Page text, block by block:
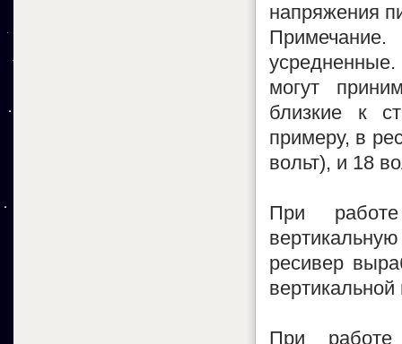
напряжения
могут
близкие к
примеру, в
вольт), и 18
При работе
ресивер
При